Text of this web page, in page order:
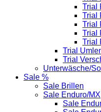
Trial
Trial
Trial
Trial
Trial
Trial
Trial
Unterwäsche/
Sale %
Sale Brillen
Sale Enduro/MX
Sale